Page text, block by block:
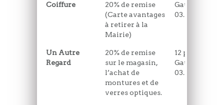
Coiffure
20% de remise
(Carte avantages
à retirer à la
Mairie)
Gaulle
03.21.84.65.33
Un Autre
Regard
20% de remise
sur le magasin,
l’achat de
montures et de
verres optiques.
12 place du
Gaulle
03.21.94.83.39